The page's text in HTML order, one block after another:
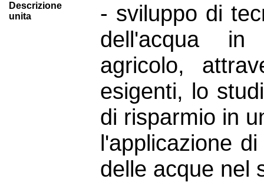
Descrizione
unita
- sviluppo di
dell'acqua in
agricolo,
esigenti, lo
di risparmio in
l'applicazione
delle acque nel